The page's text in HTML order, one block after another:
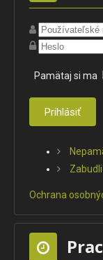
Pamätaj si ma
Prihlásiť
Ochrana